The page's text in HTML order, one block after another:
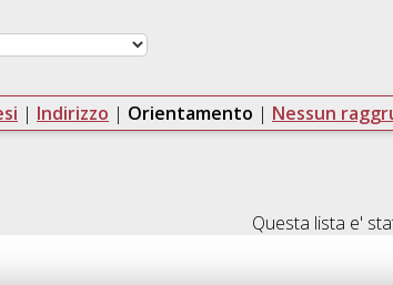
| Indirizzo | Orientamento | Nessun
Questa lista e'